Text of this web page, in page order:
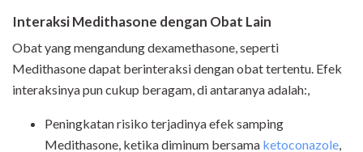
Interaksi Medithasone dengan Obat Lain
Obat yang mengandung dexamethasone, seperti
Medithasone dapat berinteraksi dengan obat tertentu. Efek
interaksinya pun cukup beragam, di antaranya adalah:,
Peningkatan risiko terjadinya efek samping
Medithasone, ketika diminum bersama ketoconazole,